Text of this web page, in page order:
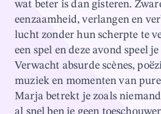
wat beter is dan gisteren.
eenzaamheid, verlangen en
lucht zonder hun scherpte te
een spel en deze avond speel
Verwacht absurde scènes,
muziek en momenten van
Marja betrekt je zoals